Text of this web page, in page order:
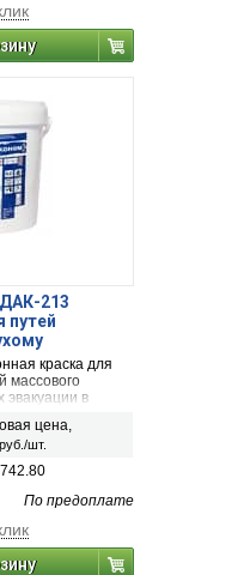
213
путей
краска для
массового
эвакуации в
стойкая к
цена,
руб./шт.
742.80
По предоплате